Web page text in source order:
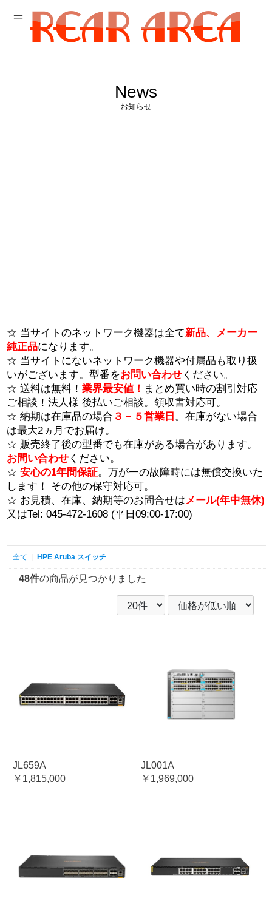
News
お知らせ
☆ 当サイトのネットワーク機器は全て新品、メーカー
純正品になります。
☆ 当サイトにないネットワーク機器や付属品も取り扱
いがございます。型番をお問い合わせください。
☆ 送料は無料！ 業界最安値！ まとめ買い時の割引対応
ご相談！法人様 後払いご相談。領収書対応可。
☆ 納期は在庫品の場合 ３－５営業日 。在庫がない場合
は最大2ヵ月でお届け。
☆ 販売終了後の型番でも在庫がある場合があります。
お問い合わせください。
☆ 安心の1年間保証。万が一の故障時には無償交換いた
します！ その他の保守対応可。
☆ お見積、在庫、納期等のお問合せはメール(年中無休)
又はTel: 045-472-1608 (平日09:00-17:00)
全て HPE Aruba スイッチ
48件の商品が見つかりました
JL659A
￥1,815,000
JL001A
￥1,969,000